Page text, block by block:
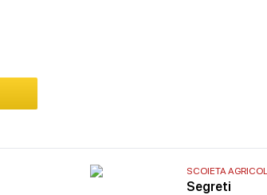
SCOIETA
Segreti